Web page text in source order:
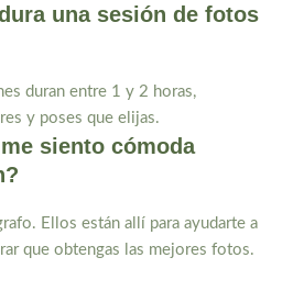
una sesión de fotos
duran entre 1 y 2 horas,
y poses que elijas.
siento cómoda
Ellos están allí para ayudarte a
que obtengas las mejores fotos.